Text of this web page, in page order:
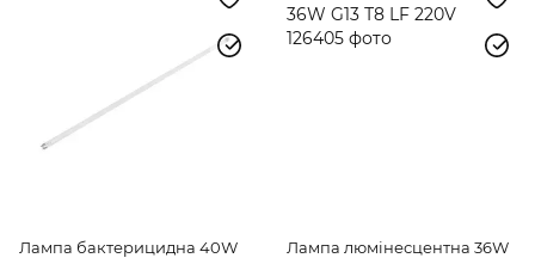
Лампа бактерицидна 40W
Лампа люмінесцентна 36W